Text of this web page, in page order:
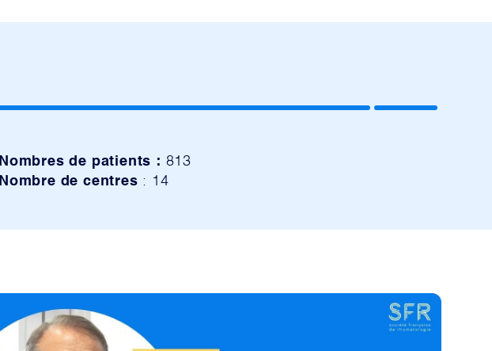
Nombres de patients : 813
Nombre de centres : 14